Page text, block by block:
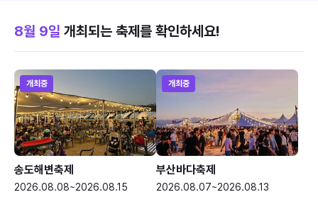
8월 9일 개최되는 축제를 확인하세요!
개최중
송도해변축제
2026.08.08~2026.08.15
개최중
부산바다축제
2026.08.07~2026.08.13